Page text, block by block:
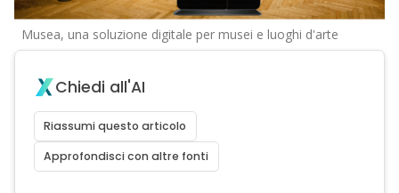
Musea, una soluzione digitale per musei e luoghi d'arte
Chiedi all'AI
Riassumi questo articolo
Approfondisci con altre fonti